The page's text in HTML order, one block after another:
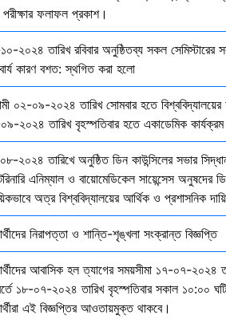
পরীক্ষার ফলাফল প্রকাশ।
২০২৪ তারিখ রবিবার অনুষ্ঠিতব্য সকল সেমিস্টারের
কারণ বশত: স্থগিত করা হলো
০২-০৯-২০২৪ তারিখ সোমবার হতে
২০২৪ তারিখ বৃহস্পতিবার হতে একাডেমিক
২০২৪ তারিখে অনুষ্ঠিত ডিন কাউন্সিলের সভার
এনিম্যাল ও বায়োমেডিকেল সায়েন্সেস
অত্র বিশ্ববিদ্যালয়ের আর্থিক ও প্রশাসনিক
নিরাপত্তা ও শান্তি-শৃঙ্খলা সংক্রান্ত বিজ্ঞপ্তি
আবাসিক হল ত্যাগের সময়সীমা ১৭-০৭-২০২৪
১৮-০৭-২০২৪ তারিখ বৃহস্পতিবার সকাল ১০:০০
এই বিজ্ঞপ্তির আওতায়মুক্ত থাকবে।